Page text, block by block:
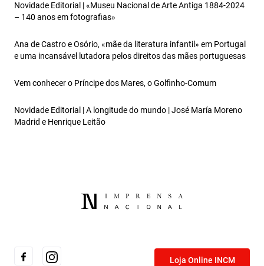
Novidade Editorial | «Museu Nacional de Arte Antiga 1884-2024
– 140 anos em fotografias»
Ana de Castro e Osório, «mãe da literatura infantil» em Portugal
e uma incansável lutadora pelos direitos das mães portuguesas
Vem conhecer o Príncipe dos Mares, o Golfinho‑Comum
Novidade Editorial | A longitude do mundo | José María Moreno
Madrid e Henrique Leitão
Loja Online INCM